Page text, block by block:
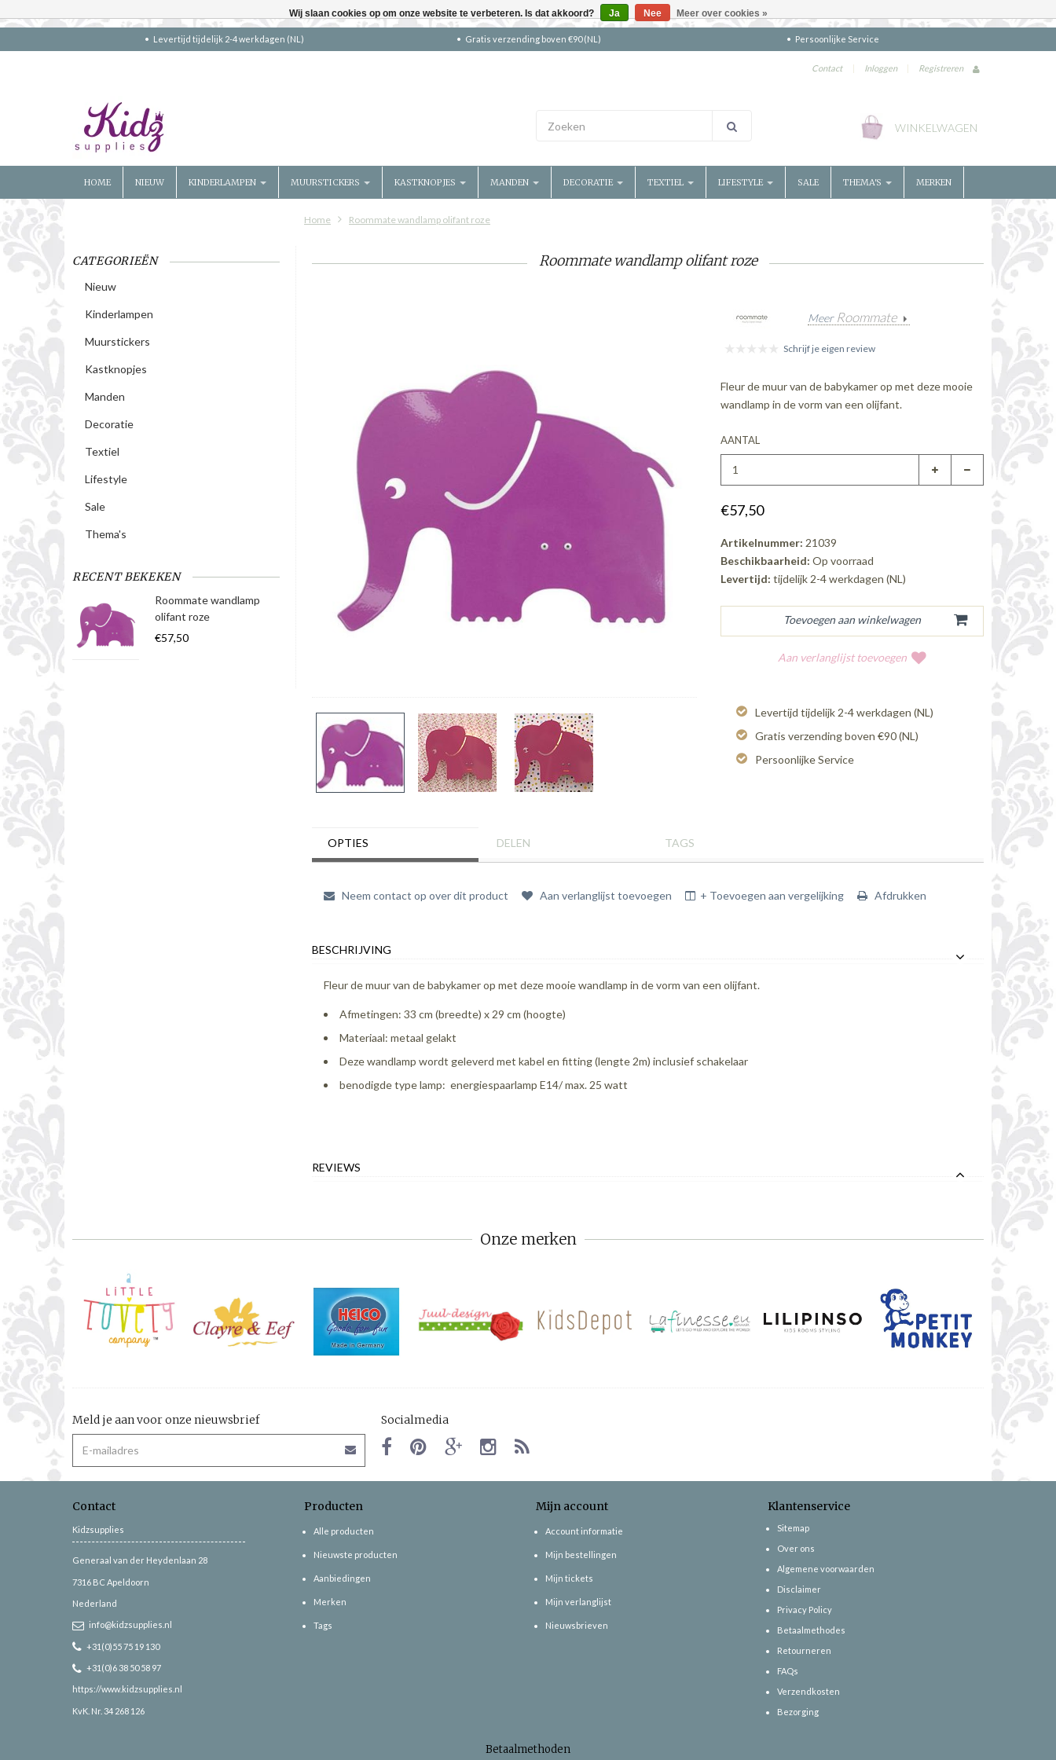
Levertijd tijdelijk 2-4 werkdagen (NL) Gratis verzending boven €90 (NL) Persoonlijke Service
Contact | Inloggen | Registreren
WINKELWAGEN
HOME NIEUW KINDERLAMPEN MUURSTICKERS KASTKNOPJES MANDEN DECORATIE TEXTIEL LIFESTYLE SALE THEMA'S MERKEN
Home Roommate wandlamp olifant roze
CATEGORIEËN
Nieuw
Kinderlampen
Muurstickers
Kastknopjes
Manden
Decoratie
Textiel
Lifestyle
Sale
Thema's
RECENT BEKEKEN
Roommate wandlamp
olifant roze
€57,50
Roommate wandlamp olifant roze
Meer Roommate
Schrijf je eigen review
Fleur de muur van de babykamer op met deze mooie
wandlamp in de vorm van een olijfant.
AANTAL
€57,50
Artikelnummer: 21039
Beschikbaarheid: Op voorraad
Levertijd: tijdelijk 2-4 werkdagen (NL)
Aan verlanglijst toevoegen
Levertijd tijdelijk 2-4 werkdagen (NL)
Gratis verzending boven €90 (NL)
Persoonlijke Service
OPTIES DELEN TAGS
Neem contact op over dit product Aan verlanglijst toevoegen + Toevoegen aan vergelijking Afdrukken
BESCHRIJVING
Fleur de muur van de babykamer op met deze mooie wandlamp in de vorm van een olijfant.
Afmetingen: 33 cm (breedte) x 29 cm (hoogte)
Materiaal: metaal gelakt
Deze wandlamp wordt geleverd met kabel en fitting (lengte 2m) inclusief schakelaar
benodigde type lamp: energiespaarlamp E14/ max. 25 watt
REVIEWS
Onze merken
Meld je aan voor onze nieuwsbrief Socialmedia
Contact
Kidzsupplies
Generaal van der Heydenlaan 28
7316 BC Apeldoorn
Nederland
info@kidzsupplies.nl
+31(0)55 75 19 130
+31(0)6 38 50 58 97
https://www.kidzsupplies.nl
KvK. Nr. 34 268 126
Producten
Alle producten
Nieuwste producten
Aanbiedingen
Merken
Tags
Mijn account
Account informatie
Mijn bestellingen
Mijn tickets
Mijn verlanglijst
Nieuwsbrieven
Klantenservice
Sitemap
Over ons
Algemene voorwaarden
Disclaimer
Privacy Policy
Betaalmethodes
Retourneren
FAQs
Verzendkosten
Bezorging
Betaalmethoden
Wij slaan cookies op om onze website te verbeteren. Is dat akkoord? Ja Nee Meer over cookies »